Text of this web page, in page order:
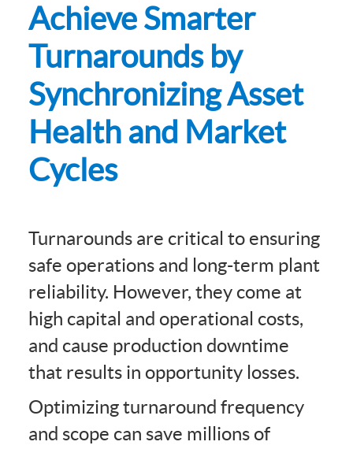
Achieve Smarter
Turnarounds by
Synchronizing Asset
Health and Market
Cycles
Turnarounds are critical to ensuring
safe operations and long-term plant
reliability. However, they come at
high capital and operational costs,
and cause production downtime
that results in opportunity losses.
Optimizing turnaround frequency
and scope can save millions of